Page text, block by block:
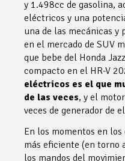
y 1.498cc de gasolina,
eléctricos y una
una de las mecánicas y
en el mercado de SUV
que bebe del Honda
compacto en el HR-V
eléctricos es el que
de las veces, y el
veces de generador de
En los momentos en
más eficiente (en torno
los mandos del